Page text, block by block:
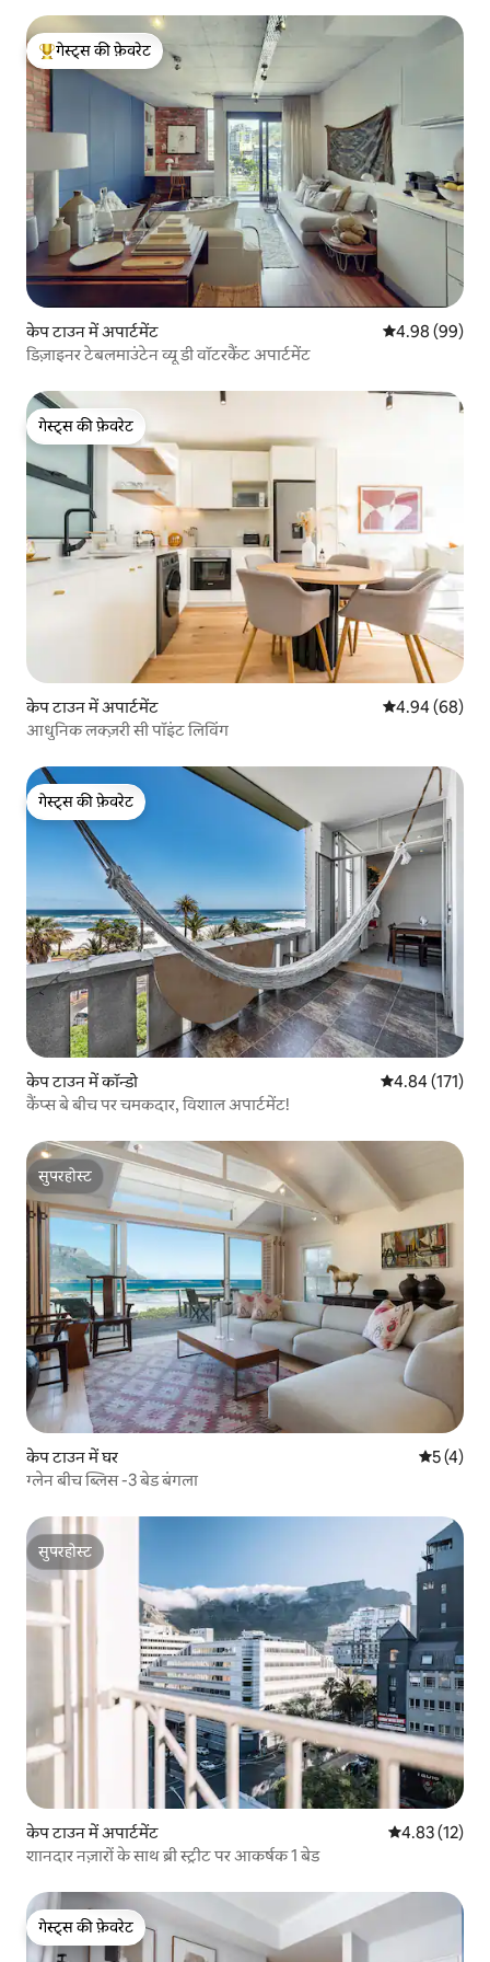
गेस्ट्स का टॉप फ़ेवरेट
गेस्ट्स की फ़ेवरेट
केप टाउन में अपार्टमेंट औसत रेटिंग 5 में
4.98 (99)
डिज़ाइनर टेबलमाउंटेन व्यू डी वॉटरकैंट अपार्टमेंट
गेस्ट्स की फ़ेवरेट
गेस्ट्स की फ़ेवरेट
केप टाउन में अपार्टमेंट औसत रेटिंग 5 में
4.94 (68)
आधुनिक लक्ज़री सी पॉइंट लिविंग
गेस्ट्स की फ़ेवरेट
गेस्ट्स की फ़ेवरेट
केप टाउन में कॉन्डो औसत रेटिंग 5 में से
4.84 (171)
कैंप्स बे बीच पर चमकदार, विशाल अपार्टमेंट!
सुपरहोस्ट
सुपरहोस्ट
केप टाउन में घर औसत रेटिंग
5 (4)
ग्लेन बीच ब्लिस -3 बेड बंगला
सुपरहोस्ट
सुपरहोस्ट
केप टाउन में अपार्टमेंट औसत रेटिंग 5 में
4.83 (12)
शानदार नज़ारों के साथ ब्री स्ट्रीट पर आकर्षक 1 बेड
गेस्ट्स की फ़ेवरेट
गेस्ट्स की फ़ेवरेट